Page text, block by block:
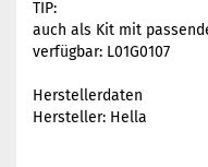
TIP:
auch als Kit mit
verfügbar: L01G0107
Herstellerdaten
Hersteller: Hella